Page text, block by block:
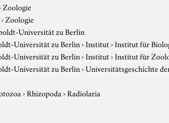
Zoologie
›Zoologie
Universität zu Berlin
Universität zu Berlin›Institut›Institut für
Universität zu Berlin›Institut›Institut für
Universität zu Berlin›Universitätsgeschichte
›Rhizopoda›Radiolaria